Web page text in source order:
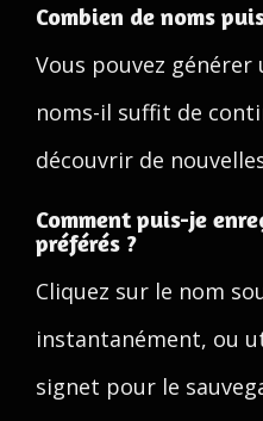
Combien de noms
Vous pouvez
noms-il suffit de
découvrir de
Comment puis-je
préférés ?
Cliquez sur le nom
instantanément, ou
signet pour le